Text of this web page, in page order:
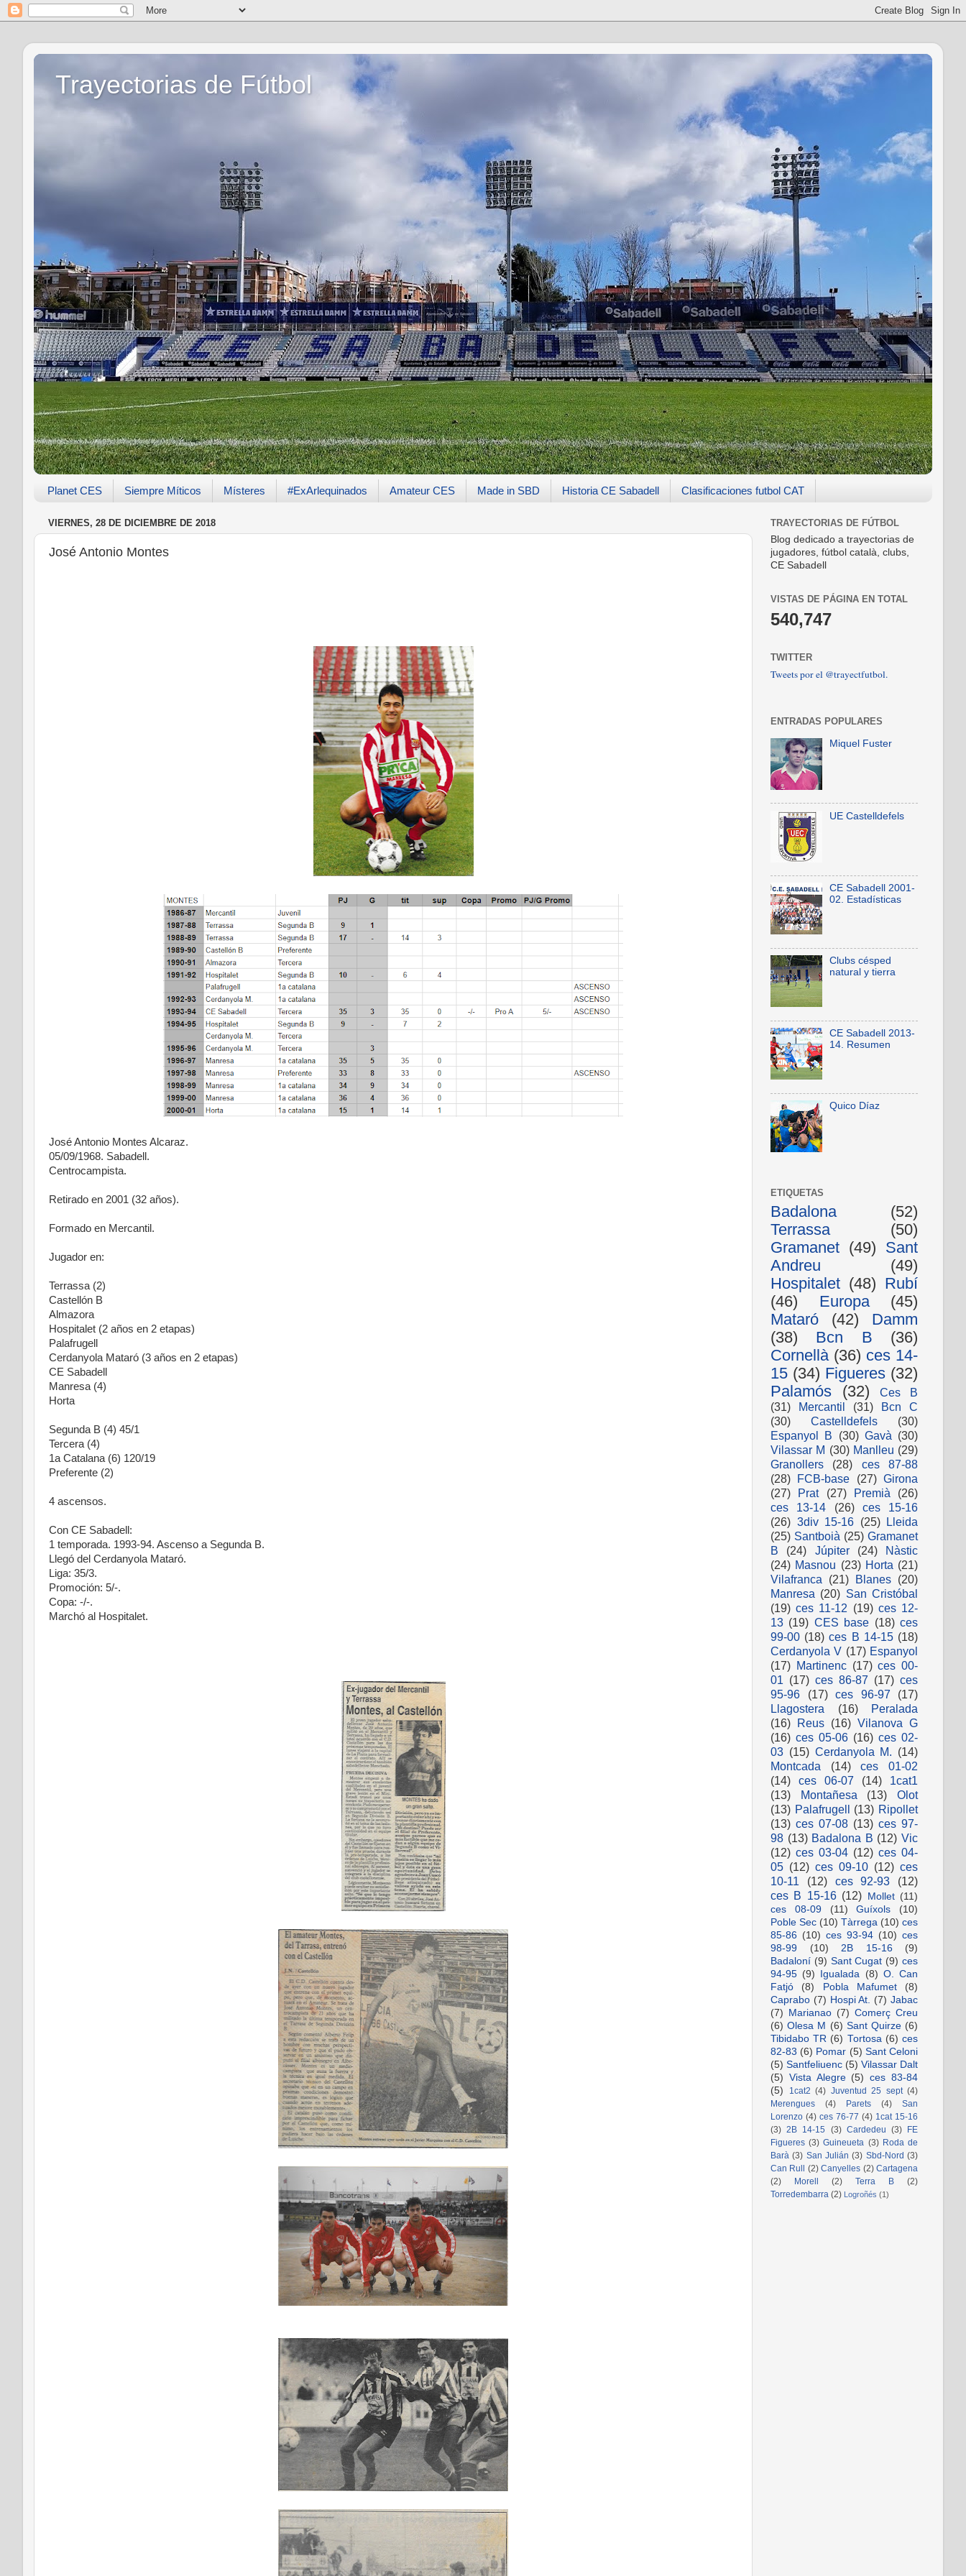
Trayectorias de Fútbol
Planet CES Siempre Míticos Místeres #ExArlequinados Amateur CES Made in SBD Historia CE Sabadell Clasificaciones futbol CAT
VIERNES, 28 DE DICIEMBRE DE 2018
José Antonio Montes
José Antonio Montes Alcaraz.
05/09/1968. Sabadell.
Centrocampista.
Retirado en 2001 (32 años).
Formado en Mercantil.
Jugador en:
Terrassa (2)
Castellón B
Almazora
Hospitalet (2 años en 2 etapas)
Palafrugell
Cerdanyola Mataró (3 años en 2 etapas)
CE Sabadell
Manresa (4)
Horta
Segunda B (4) 45/1
Tercera (4)
1a Catalana (6) 120/19
Preferente (2)
4 ascensos.
Con CE Sabadell:
1 temporada. 1993-94. Ascenso a Segunda B.
Llegó del Cerdanyola Mataró.
Liga: 35/3.
Promoción: 5/-.
Copa: -/-.
Marchó al Hospitalet.
TRAYECTORIAS DE FÚTBOL
Blog dedicado a trayectorias de
jugadores, fútbol català, clubs,
CE Sabadell
VISTAS DE PÁGINA EN TOTAL
540,747
TWITTER
Tweets por el @trayectfutbol.
ENTRADAS POPULARES
Miquel Fuster
UE Castelldefels
CE Sabadell 2001-
02. Estadísticas
Clubs césped
natural y tierra
CE Sabadell 2013-
14. Resumen
Quico Díaz
ETIQUETAS
Badalona
(52)
Terrassa
(50)
Gramanet (49) Sant
Andreu
(49)
Hospitalet (48) Rubí
(46)
Europa
(45)
Mataró
(42)
Damm
(38)
Bcn B
(36)
Cornellà (36) ces 14-
15 (34) Figueres (32)
Palamós
(32)
Ces B
(31)
Mercantil (31)
Bcn C
(30)
Castelldefels
(30)
Espanyol B
(30) Gavà (30)
Vilassar M (30) Manlleu (29)
Granollers
(28)
ces 87-88
(28) FCB-base (27) Girona
(27)
Prat (27) Premià
(26)
ces 13-14
(26)
ces 15-16
(26) 3div 15-16 (25) Lleida
(25) Santboià (25) Gramanet
B
(24) Júpiter (24)
Nàstic
(24) Masnou (23) Horta (21)
Vilafranca
(21) Blanes (20)
Manresa (20) San Cristóbal
(19) ces 11-12 (19) ces 12-
13 (19) CES base (18) ces
99-00 (18) ces B 14-15 (18)
Cerdanyola V (17) Espanyol
(17) Martinenc (17) ces 00-
01 (17) ces 86-87 (17) ces
95-96
(17) ces 96-97
(17)
Llagostera
(16)
Peralada
(16) Reus (16) Vilanova G
(16) ces 05-06 (16) ces 02-
03 (15) Cerdanyola M. (14)
Montcada
(14)
ces 01-02
(14)
ces 06-07 (14)
1cat1
(13)
Montañesa (13)
Olot
(13) Palafrugell (13) Ripollet
(13) ces 07-08 (13) ces 97-
98 (13) Badalona B (12) Vic
(12) ces 03-04 (12) ces 04-
05 (12) ces 09-10 (12) ces
10-11
(12) ces 92-93
(12)
ces B 15-16 (12) Mollet (11)
ces 08-09
(11) Guíxols
(10)
Poble Sec (10) Tàrrega (10) ces
85-86 (10) ces 93-94 (10) ces
98-99
(10) 2B 15-16
(9)
Badaloní (9) Sant Cugat (9) ces
94-95 (9) Igualada (8) O. Can
Fatjó
(8) Pobla Mafumet
(8)
Caprabo (7) Hospi At. (7) Jabac
(7)
Marianao (7) Comerç Creu
(6) Olesa M (6) Sant Quirze (6)
Tibidabo TR (6) Tortosa (6) ces
82-83 (6) Pomar (5) Sant Celoni
(5) Santfeliuenc (5) Vilassar Dalt
(5) Vista Alegre (5)
ces 83-84
(5)
1cat2 (4) Juventud 25 sept (4)
Merengues
(4) Parets (4)
San
Lorenzo (4) ces 76-77 (4) 1cat 15-16
(3) 2B 14-15 (3) Cardedeu (3)
FE
Figueres (3) Guineueta (3) Roda de
Barà (3) San Julián (3) Sbd-Nord (3)
Can Rull
(2) Canyelles (2) Cartagena
(2)
Morell (2) Terra B
(2)
Torredembarra (2) Logroñés (1)